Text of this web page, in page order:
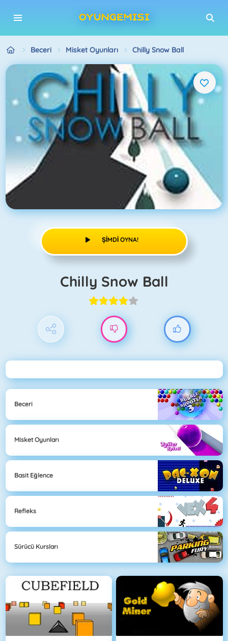
Beceri Misket Oyunları Chilly Snow Ball
ŞIMDI OYNA!
Chilly Snow Ball
Beceri
Misket Oyunları
Basit Eğlence
Refleks
Sürücü Kursları